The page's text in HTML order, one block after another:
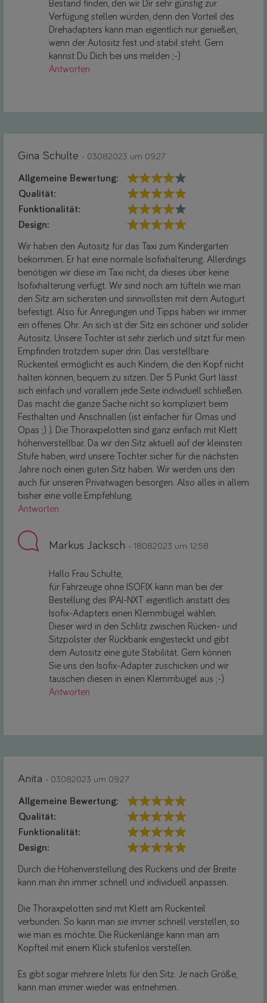
Bestand finden, den wir Dir sehr günstig zur
Verfügung stellen würden, denn den Vorteil des
Drehadapters kann man eigentlich nur genießen,
wenn der Autositz fest und stabil steht. Gern
kannst Du Dich bei uns melden ;-)
Antworten
Gina Schulte - 03.08.2023 um 09:27
Allgemeine Bewertung:
Qualität:
Funktionalität:
Design:
Wir haben den Autositz für das Taxi zum Kindergarten
bekommen. Er hat eine normale Isofixhalterung. Allerdings
benötigen wir diese im Taxi nicht, da dieses über keine
Isofixhalterung verfügt. Wir sind noch am tüfteln wie man
den Sitz am sichersten und sinnvollsten mit dem Autogurt
befestigt. Also für Anregungen und Tipps haben wir immer
ein offenes Ohr. An sich ist der Sitz ein schöner und solider
Autositz. Unsere Tochter ist sehr zierlich und sitzt für mein
Empfinden trotzdem super drin. Das verstellbare
Rückenteil ermöglicht es auch Kindern, die den Kopf nicht
halten können, bequem zu sitzen. Der 5 Punkt Gurt lässt
sich einfach und vorallem jede Seite individuell schließen.
Das macht die ganze Sache nicht so kompliziert beim
Festhalten und Anschnallen (ist einfacher für Omas und
Opas ;) ). Die Thoraxpelotten sind ganz einfach mit Klett
höhenverstellbar. Da wir den Sitz aktuell auf der kleinsten
Stufe haben, wird unsere Tochter sicher für die nächsten
Jahre noch einen guten Sitz haben. Wir werden uns den
auch für unseren Privatwagen besorgen. Also alles in allem
bisher eine volle Empfehlung.
Antworten
Markus Jacksch - 18.08.2023 um 12:58
Hallo Frau Schulte,
für Fahrzeuge ohne ISOFIX kann man bei der
Bestellung des IPAI-NXT eigentlich anstatt des
Isofix-Adapters einen Klemmbügel wählen.
Dieser wird in den Schlitz zwischen Rücken- und
Sitzpolster der Rückbank eingesteckt und gibt
dem Autositz eine gute Stabilität. Gern können
Sie uns den Isofix-Adapter zuschicken und wir
tauschen diesen in einen Klemmbügel aus ;-)
Antworten
Anita - 03.08.2023 um 09:27
Allgemeine Bewertung:
Qualität:
Funktionalität:
Design:
Durch die Höhenverstellung des Rückens und der Breite
kann man ihn immer schnell und individuell anpassen.
Die Thoraxpelotten sind mit Klett am Rückenteil
verbunden. So kann man sie immer schnell verstellen, so
wie man es möchte. Die Rückenlänge kann man am
Kopfteil mit einem Klick stufenlos verstellen.
Es gibt sogar mehrere Inlets für den Sitz. Je nach Größe,
kann man immer wieder was entnehmen.